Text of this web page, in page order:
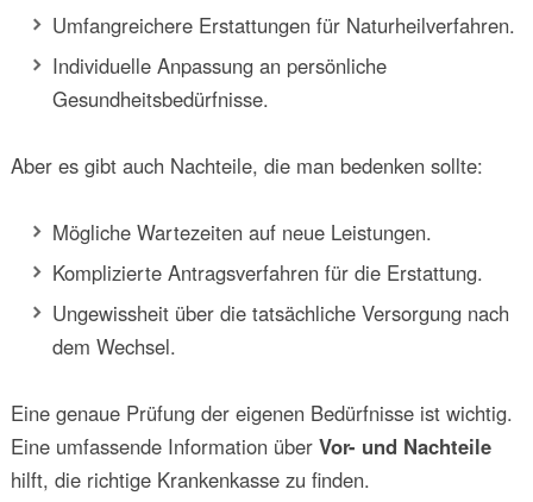
Umfangreichere Erstattungen für Naturheilverfahren.
Individuelle Anpassung an persönliche
Gesundheitsbedürfnisse.
Aber es gibt auch Nachteile, die man bedenken sollte:
Mögliche Wartezeiten auf neue Leistungen.
Komplizierte Antragsverfahren für die Erstattung.
Ungewissheit über die tatsächliche Versorgung nach
dem Wechsel.
Eine genaue Prüfung der eigenen Bedürfnisse ist wichtig.
Eine umfassende Information über Vor- und Nachteile
hilft, die richtige Krankenkasse zu finden.